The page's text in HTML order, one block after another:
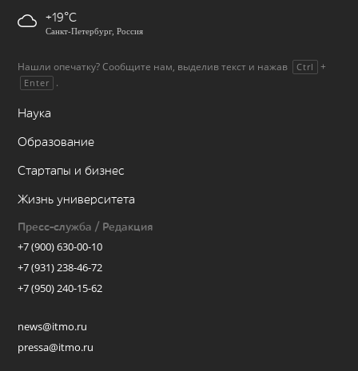
+19
Санкт-Петербург, Россия
Нашли опечатку? Сообщите нам, выделив текст и нажав Ctrl +
Enter .
Наука
Образование
Стартапы и бизнес
Жизнь университета
Пресс-служба / Редакция
+7 (900) 630-00-10
+7 (931) 238-46-72
+7 (950) 240-15-62
news@itmo.ru
pressa@itmo.ru